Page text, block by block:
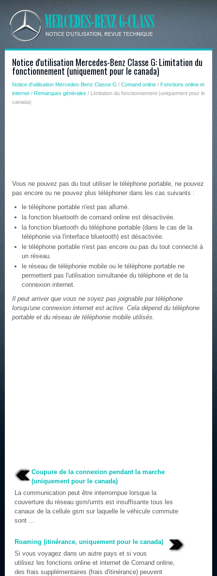
Notice d'utilisation Mercedes-Benz Classe G: Limitation du
fonctionnement (uniquement pour le canada)
Notice d'utilisation Mercedes-Benz Classe G / Comand online / Fonctions online et
internet / Remarques générales / Limitation du fonctionnement (uniquement pour le
canada)
Vous ne pouvez pas du tout utiliser le téléphone portable, ne pouvez
pas encore ou ne pouvez plus téléphoner dans les cas suivants :
le téléphone portable n'est pas allumé.
la fonction bluetooth de comand online est désactivée.
la fonction bluetooth du téléphone portable (dans le cas de la
téléphonie via l'interface bluetooth) est désactivée.
le téléphone portable n'est pas encore ou pas du tout connecté à
un réseau.
le réseau de téléphonie mobile ou le téléphone portable ne
permettent pas l'utilisation simultanée du téléphone et de la
connexion internet.
Il peut arriver que vous ne soyez pas joignable par téléphone
lorsqu'une connexion internet est active. Cela dépend du téléphone
portable et du réseau de téléphonie mobile utilisés.
Coupure de la connexion pendant la marche
(uniquement pour le canada)
La communication peut être interrompue lorsque la
couverture du réseau gsm/umts est insuffisante tous les
canaux de la cellule gsm sur laquelle le véhicule commute
sont ...
Roaming (itinérance, uniquement pour le canada)
Si vous voyagez dans un autre pays et si vous
utilisez les fonctions online et internet de Comand online,
des frais supplémentaires (frais d'itinérance) peuvent